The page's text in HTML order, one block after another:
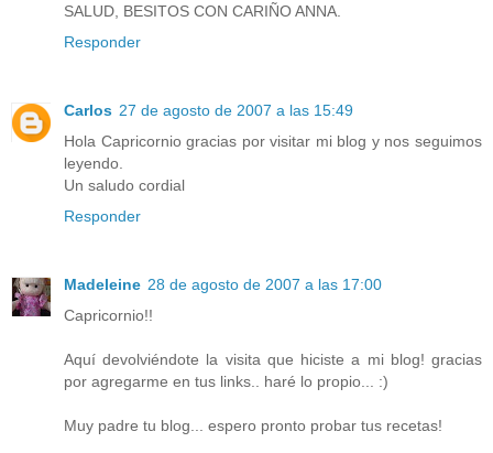
SALUD, BESITOS CON CARIÑO ANNA.
Responder
Carlos 27 de agosto de 2007 a las 15:49
Hola Capricornio gracias por visitar mi blog y nos seguimos
leyendo.
Un saludo cordial
Responder
Madeleine 28 de agosto de 2007 a las 17:00
Capricornio!!
Aquí devolviéndote la visita que hiciste a mi blog! gracias
por agregarme en tus links.. haré lo propio... :)
Muy padre tu blog... espero pronto probar tus recetas!